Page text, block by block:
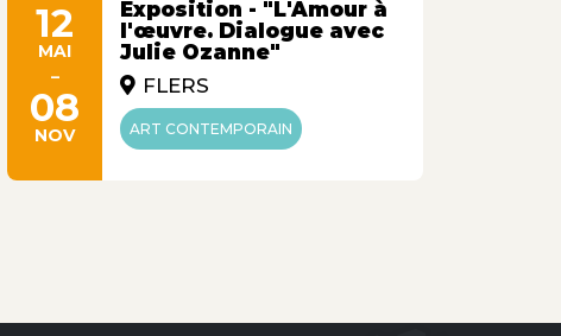
12
MAI
-
08
NOV
Exposition - "L'Amour à
l'œuvre. Dialogue avec
Julie Ozanne"
FLERS
ART CONTEMPORAIN